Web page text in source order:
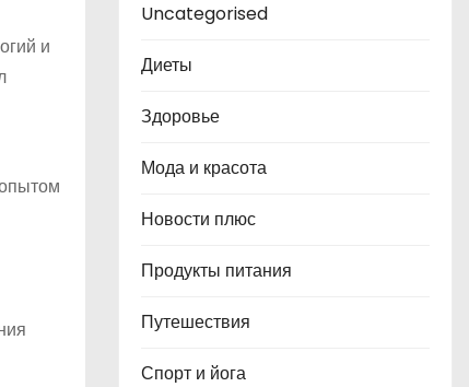
и
Uncategorised
Диеты
Здоровье
Мода и красота
Новости плюс
Продукты питания
Путешествия
Спорт и йога